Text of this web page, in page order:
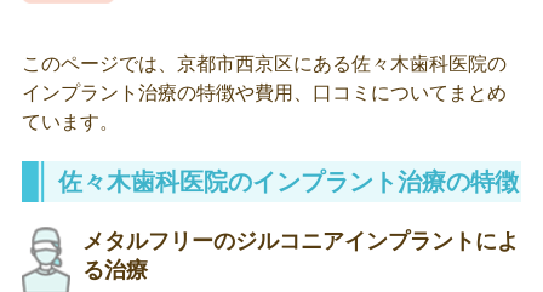
このページでは、京都市西京区にある佐々木歯科医院の
インプラント治療の特徴や費用、口コミについてまとめ
ています。
佐々木歯科医院のインプラント治療の特徴
メタルフリーのジルコニアインプラントによ
る治療